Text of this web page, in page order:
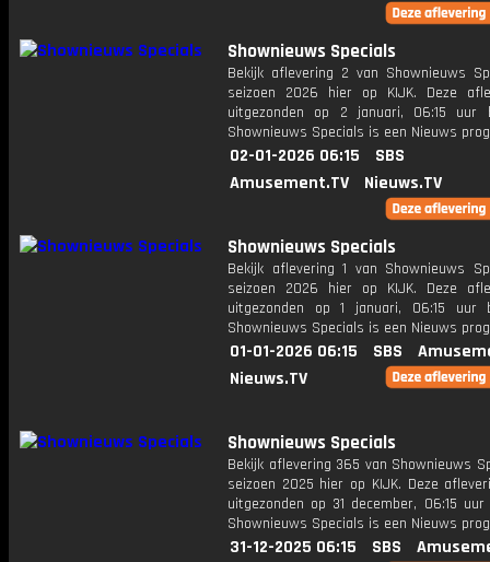
Shownieuws Specials
Bekijk aflevering 2 van Shownieuws
seizoen 2026 hier op KIJK. Deze
uitgezonden op 2 januari, 06:15 uur
Shownieuws Specials is een Nieuws
02-01-2026 06:15
SBS
Amusement.TV
Nieuws.TV
Shownieuws Specials
Bekijk aflevering 1 van Shownieuws
seizoen 2026 hier op KIJK. Deze
uitgezonden op 1 januari, 06:15 uur
Shownieuws Specials is een Nieuws
01-01-2026 06:15 SBS
Nieuws.TV
Shownieuws Specials
Bekijk aflevering 365 van Shownieuws
seizoen 2025 hier op KIJK. Deze
uitgezonden op 31 december, 06:15
Shownieuws Specials is een Nieuws
31-12-2025 06:15 SBS